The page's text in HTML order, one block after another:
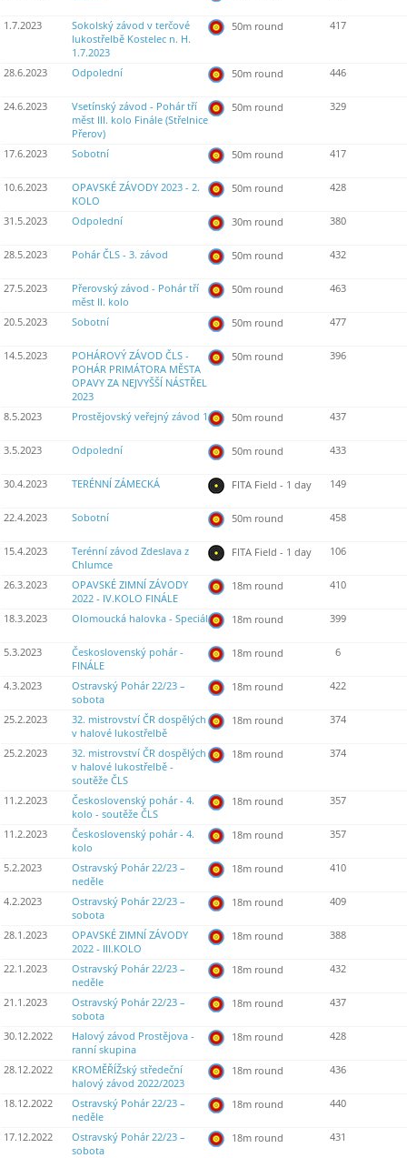
1.7.2023
Sokolský závod v terčové
lukostřelbě Kostelec n. H.
1.7.2023
50m round 417
28.6.2023 Odpolední 50m round 446
24.6.2023
Vsetínský závod - Pohár tří
měst III. kolo Finále (Střelnice
Přerov)
50m round 329
17.6.2023 Sobotní 50m round 417
10.6.2023
OPAVSKÉ ZÁVODY 2023 - 2.
KOLO
50m round 428
31.5.2023 Odpolední 30m round 380
28.5.2023 Pohár ČLS - 3. závod 50m round 432
27.5.2023
Přerovský závod - Pohár tří
měst II. kolo
50m round 463
20.5.2023 Sobotní 50m round 477
14.5.2023
POHÁROVÝ ZÁVOD ČLS -
POHÁR PRIMÁTORA MĚSTA
OPAVY ZA NEJVYŠŠÍ NÁSTŘEL
2023
50m round 396
8.5.2023 Prostějovský veřejný závod 1 50m round 437
3.5.2023 Odpolední 50m round 433
30.4.2023 TERÉNNÍ ZÁMECKÁ FITA Field - 1 day 149
22.4.2023 Sobotní 50m round 458
15.4.2023
Terénní závod Zdeslava z
Chlumce
FITA Field - 1 day 106
26.3.2023
OPAVSKÉ ZIMNÍ ZÁVODY
2022 - IV.KOLO FINÁLE
18m round 410
18.3.2023 Olomoucká halovka - Speciál 18m round 399
5.3.2023
Československý pohár -
FINÁLE
18m round 6
4.3.2023
Ostravský Pohár 22/23 –
sobota
18m round 422
25.2.2023
32. mistrovství ČR dospělých
v halové lukostřelbě
18m round 374
25.2.2023
32. mistrovství ČR dospělých
v halové lukostřelbě -
soutěže ČLS
18m round 374
11.2.2023
Československý pohár - 4.
kolo - soutěže ČLS
18m round 357
11.2.2023
Československý pohár - 4.
kolo
18m round 357
5.2.2023
Ostravský Pohár 22/23 –
neděle
18m round 410
4.2.2023
Ostravský Pohár 22/23 –
sobota
18m round 409
28.1.2023
OPAVSKÉ ZIMNÍ ZÁVODY
2022 - III.KOLO
18m round 388
22.1.2023
Ostravský Pohár 22/23 –
neděle
18m round 432
21.1.2023
Ostravský Pohár 22/23 –
sobota
18m round 437
30.12.2022
Halový závod Prostějova -
ranní skupina
18m round 428
28.12.2022
KROMĚŘÍŽský středeční
halový závod 2022/2023
18m round 436
18.12.2022
Ostravský Pohár 22/23 –
neděle
18m round 440
17.12.2022
Ostravský Pohár 22/23 –
sobota
18m round 431